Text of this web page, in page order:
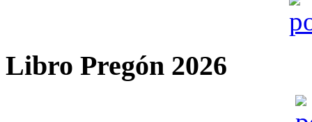
Libro Pregón 2026